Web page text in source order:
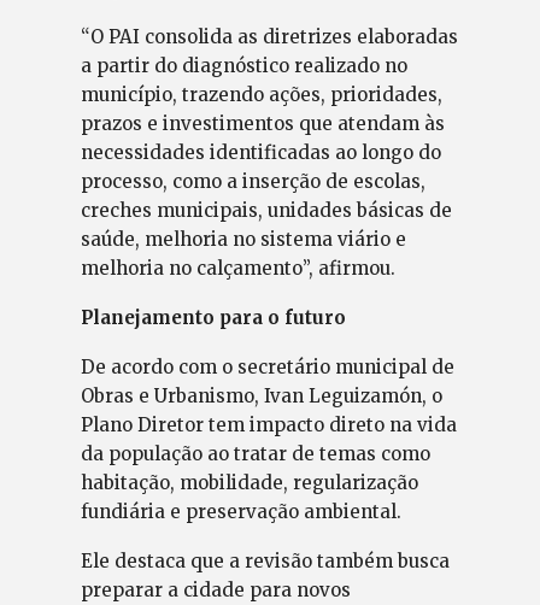
“O PAI consolida as diretrizes elaboradas
a partir do diagnóstico realizado no
município, trazendo ações, prioridades,
prazos e investimentos que atendam às
necessidades identificadas ao longo do
processo, como a inserção de escolas,
creches municipais, unidades básicas de
saúde, melhoria no sistema viário e
melhoria no calçamento”, afirmou.
Planejamento para o futuro
De acordo com o secretário municipal de
Obras e Urbanismo, Ivan Leguizamón, o
Plano Diretor tem impacto direto na vida
da população ao tratar de temas como
habitação, mobilidade, regularização
fundiária e preservação ambiental.
Ele destaca que a revisão também busca
preparar a cidade para novos